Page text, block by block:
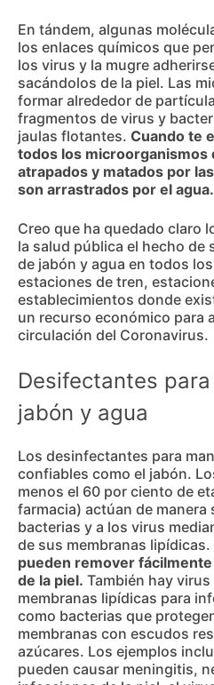
En tándem, algunas
los enlaces químicos que
los virus y la mugre
sacándolos de la piel. Las
formar alrededor de
fragmentos de virus y
jaulas flotantes. Cuando te
todos los microorganismos
atrapados y matados por
son arrastrados por el agua.
Creo que ha quedado claro
la salud pública el hecho de
de jabón y agua en todos
estaciones de tren,
establecimientos donde
un recurso económico para
circulación del Coronavirus.
Desifectantes
jabón y agua
Los desinfectantes para
confiables como el jabón.
menos el 60 por ciento de
farmacia) actúan de manera
bacterias y a los virus
de sus membranas lipídicas.
pueden remover
de la piel. También hay
membranas lipídicas para
como bacterias que
membranas con escudos
azúcares. Los ejemplos
pueden causar meningitis,